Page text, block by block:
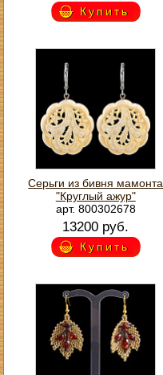
Купить
Серьги из бивня мамонта
"Круглый ажур"
арт. 800302678
13200 руб.
Купить